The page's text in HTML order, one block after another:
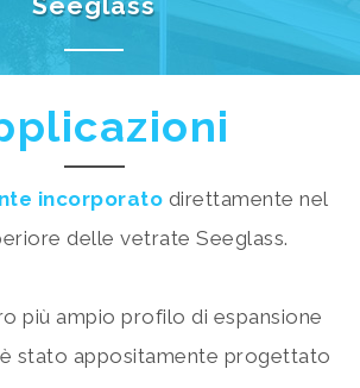
incorporato direttamente nel
delle vetrate Seeglass.
più ampio profilo di espansione
stato appositamente progettato